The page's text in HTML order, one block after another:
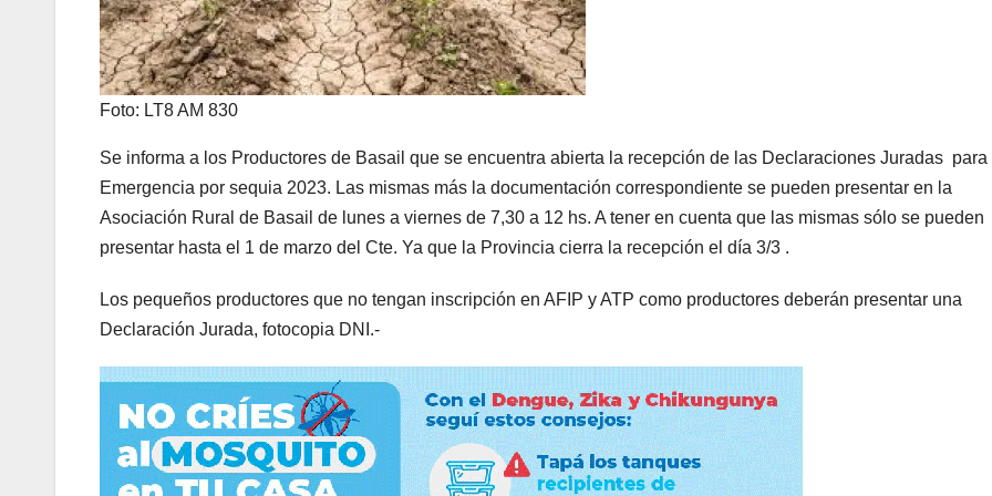
Foto: LT8 AM 830
Se informa a los Productores de Basail que se encuentra abierta la recepción de las Declaraciones Juradas para
Emergencia por sequia 2023. Las mismas más la documentación correspondiente se pueden presentar en la
Asociación Rural de Basail de lunes a viernes de 7,30 a 12 hs. A tener en cuenta que las mismas sólo se pueden
presentar hasta el 1 de marzo del Cte. Ya que la Provincia cierra la recepción el día 3/3 .
Los pequeños productores que no tengan inscripción en AFIP y ATP como productores deberán presentar una
Declaración Jurada, fotocopia DNI.-